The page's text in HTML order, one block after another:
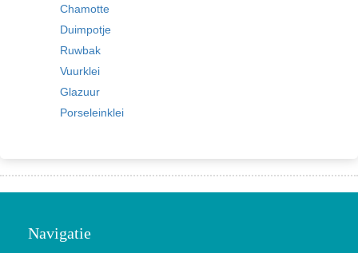
Chamotte
Duimpotje
Ruwbak
Vuurklei
Glazuur
Porseleinklei
Navigatie